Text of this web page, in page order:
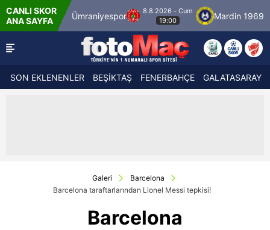
CANLI SKOR
ANA SAYFAÜmraniyespor
8.8.2026 - Cum
19:00
Mardin 1969 Spor
SON EKLENENLER BEŞİKTAŞ FENERBAHÇE GALATASARAY
Galeri
Barcelona
Barcelona taraftarlarından Lionel Messi tepkisi!
Barcelona